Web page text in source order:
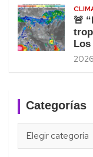
🚨
Categorías